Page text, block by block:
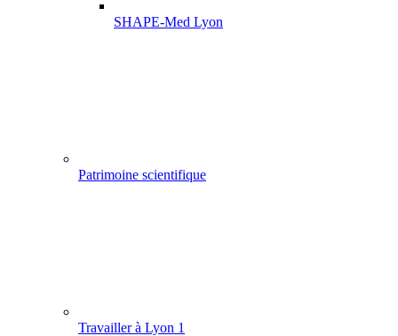
SHAPE-Med Lyon
Patrimoine scientifique
Travailler à Lyon 1